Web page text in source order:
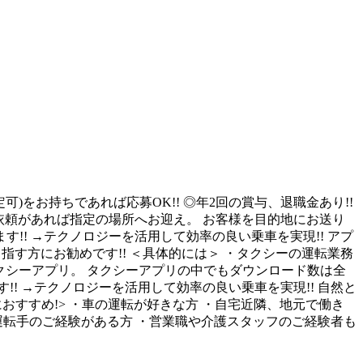
)をお持ちであれば応募OK!! ◎年2回の賞与、退職金あり!!
があれば指定の場所へお迎え。 お客様を目的地にお送り
!! →テクノロジーを活用して効率の良い乗車を実現!! アプ
す方にお勧めです!! ＜具体的には＞ ・タクシーの運転業務
ーアプリ。 タクシーアプリの中でもダウンロード数は全
→テクノロジーを活用して効率の良い乗車を実現!! 自然と
すすめ!> ・車の運転が好きな方 ・自宅近隣、地元で働き
手のご経験がある方 ・営業職や介護スタッフのご経験者も